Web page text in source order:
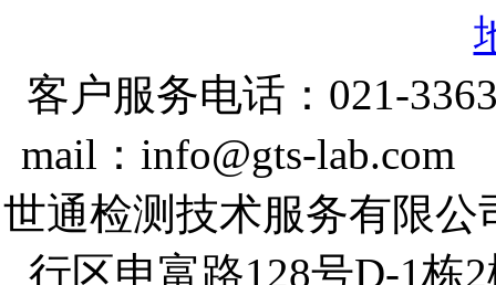
客户服务电话：021-
mail：info@gts-
世通检测技术服务有限
行区申富路128号D-1